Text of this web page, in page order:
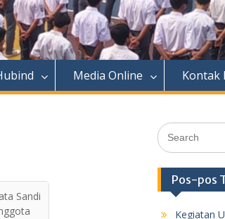
Media Online Kontak
Sandi
Search
for:
Pos-pos
Kegiatan